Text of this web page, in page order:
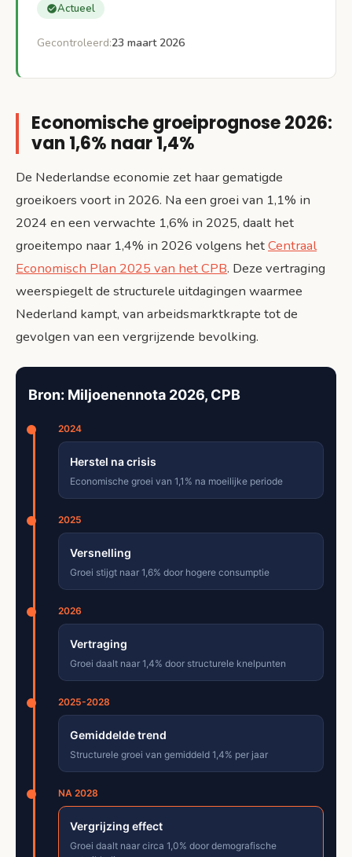
Actueel
Gecontroleerd:23 maart 2026
Economische groeiprognose 2026:
van 1,6% naar 1,4%
De Nederlandse economie zet haar gematigde
groeikoers voort in 2026. Na een groei van 1,1% in
2024 en een verwachte 1,6% in 2025, daalt het
groeitempo naar 1,4% in 2026 volgens hetCentraal
Economisch Plan 2025 van het CPB. Deze vertraging
weerspiegelt de structurele uitdagingen waarmee
Nederland kampt, van arbeidsmarktkrapte tot de
gevolgen van een vergrijzende bevolking.
Bron: Miljoenennota 2026, CPB
2024
Herstel na crisis
Economische groei van 1,1% na moeilijke periode
2025
Versnelling
Groei stijgt naar 1,6% door hogere consumptie
2026
Vertraging
Groei daalt naar 1,4% door structurele knelpunten
2025-2028
Gemiddelde trend
Structurele groei van gemiddeld 1,4% per jaar
NA 2028
Vergrijzing effect
Groei daalt naar circa 1,0% door demografische